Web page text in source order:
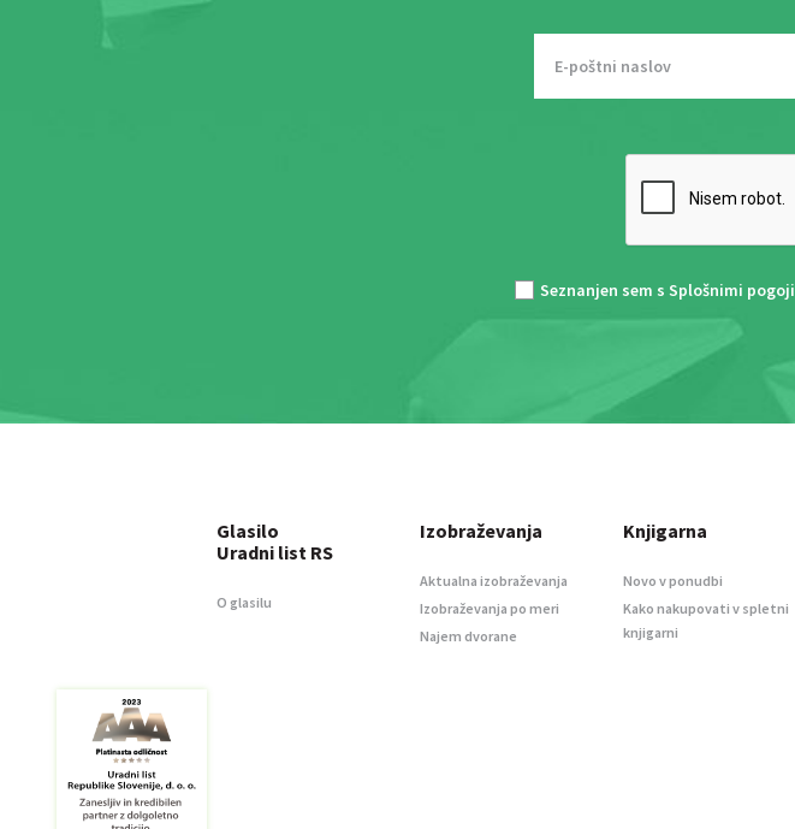
Seznanjen sem s Splošnimi pogoji
Glasilo
Uradni list RS
O glasilu
Izobraževanja
Aktualna izobraževanja
Izobraževanja po meri
Najem dvorane
Knjigarna
Novo v ponudbi
Kako nakupovati v spletni
knjigarni